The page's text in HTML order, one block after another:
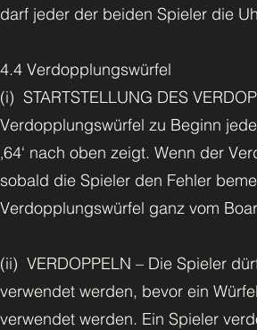
darf jeder der beiden Spieler die
4.4 Verdopplungswürfel
(i) STARTSTELLUNG DES
Verdopplungswürfel zu Beginn
‚64‘ nach oben zeigt. Wenn der
sobald die Spieler den Fehler
Verdopplungswürfel ganz vom
(ii) VERDOPPELN – Die Spieler
verwendet werden, bevor ein
verwendet werden. Ein Spieler